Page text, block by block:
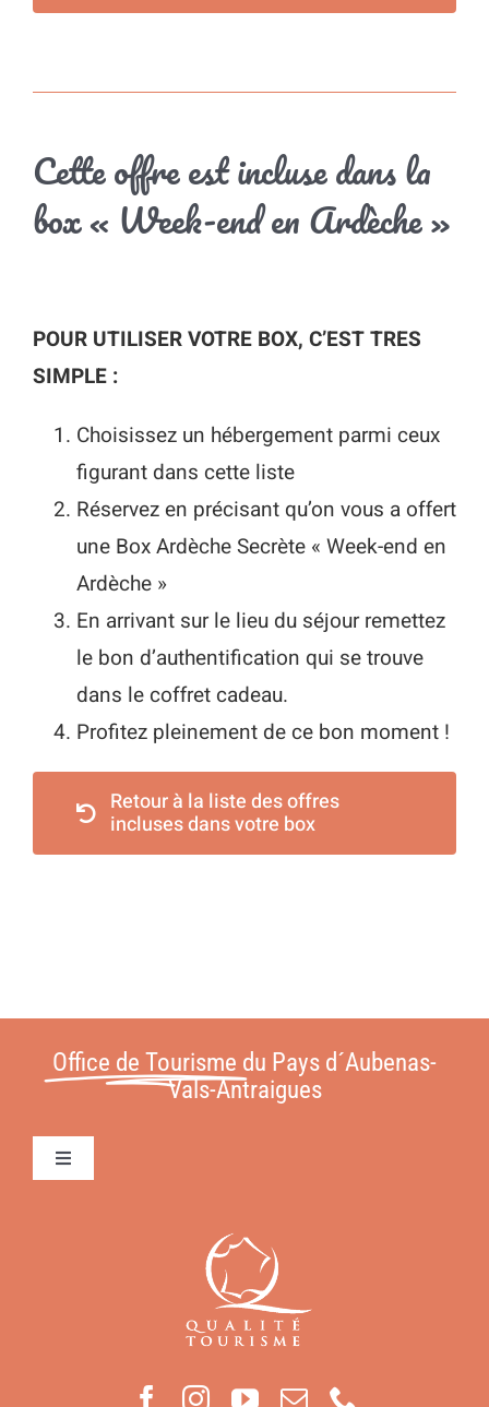
Cette offre est incluse dans la
box « Week-end en Ardèche »
POUR UTILISER VOTRE BOX, C’EST TRES
SIMPLE :
Choisissez un hébergement parmi ceux
figurant dans cette liste
Réservez en précisant qu’on vous a offert
une Box Ardèche Secrète « Week-end en
Ardèche »
En arrivant sur le lieu du séjour remettez
le bon d’authentification qui se trouve
dans le coffret cadeau.
Profitez pleinement de ce bon moment !
Retour à la liste des offres
incluses dans votre box
Office de Tourisme du Pays d´Aubenas-
Vals-Antraigues
Toggle